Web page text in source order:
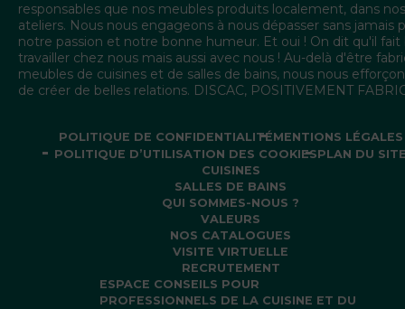
responsables que nos meubles produits localement, dans nos
ateliers. Nous nous engageons à nous dépasser sans jamais
notre passion et notre bonne humeur. Et oui ! On dit qu'il fait
travailler chez nous mais aussi avec nous ! Au-delà d'être
meubles de cuisines et de salles de bains, nous nous
de créer de belles relations. DISCAC, POSITIVEMENT
POLITIQUE DE CONFIDENTIALITÉMENTIONS LÉGALES
POLITIQUE D’UTILISATION DES COOKIESPLAN DU
CUISINES
SALLES DE BAINS
QUI SOMMES-NOUS ?
VALEURS
NOS CATALOGUES
VISITE VIRTUELLE
RECRUTEMENT
ESPACE CONSEILS POUR
PROFESSIONNELS DE LA CUISINE ET DU